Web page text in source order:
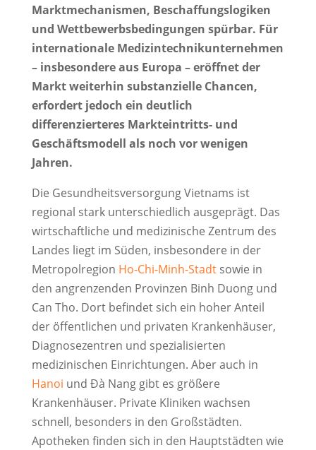
Marktmechanismen, Beschaffungslogiken
und Wettbewerbsbedingungen spürbar. Für
internationale Medizintechnikunternehmen
– insbesondere aus Europa – eröffnet der
Markt weiterhin substanzielle Chancen,
erfordert jedoch ein deutlich
differenzierteres Markteintritts- und
Geschäftsmodell als noch vor wenigen
Jahren.
Die Gesundheitsversorgung Vietnams ist
regional stark unterschiedlich ausgeprägt. Das
wirtschaftliche und medizinische Zentrum des
Landes liegt im Süden, insbesondere in der
Metropolregion Ho-Chi-Minh-Stadtsowie in
den angrenzenden Provinzen Binh Duong und
Can Tho. Dort befindet sich ein hoher Anteil
der öffentlichen und privaten Krankenhäuser,
Diagnosezentren und spezialisierten
medizinischen Einrichtungen. Aber auch in
Hanoi und Đà Nang gibt es größere
Krankenhäuser. Private Kliniken wachsen
schnell, besonders in den Großstädten.
Apotheken finden sich in den Hauptstädten wie